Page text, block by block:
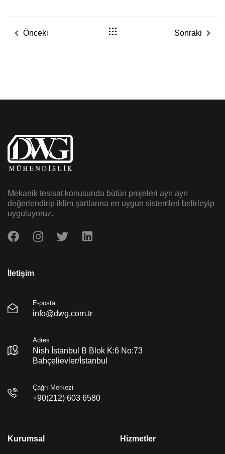
Önceki Sonraki
Mekanik tesisat konusunda bütün projeleri ayrı ayrı
değerlendirip iklim şartlarına en uygun sistemleri belirleyip
uyguluyoruz.
İletişim
E-posta
info@dwg.com.tr
Adres
Nish İstanbul B Blok K:6 No:73
Bahçelievler/İstanbul
Çağrı Merkezi
+90(212) 603 6580
Kurumsal Hizmetler